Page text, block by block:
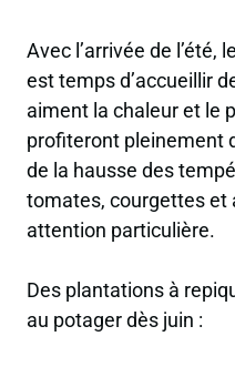
Avec l’arrivée de l’été,
est temps d’accueillir
aiment la chaleur et le
profiteront pleinement
de la hausse des
tomates, courgettes et
attention particulière.
Des plantations à
au potager dès juin :